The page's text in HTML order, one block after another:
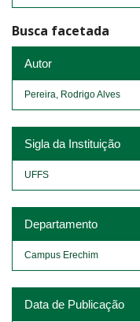
Busca facetada
Autor
Pereira, Rodrigo Alves
Sigla da Instituição
UFFS
Departamento
Campus Erechim
Data de Publicação